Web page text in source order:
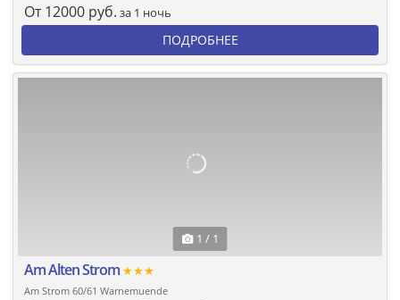
От 12000 руб. за 1 ночь
ПОДРОБНЕЕ
1 / 1
Am Alten Strom ★★★
Am Strom 60/61 Warnemuende